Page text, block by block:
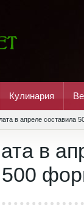
Кулинария
в апреле составила
в